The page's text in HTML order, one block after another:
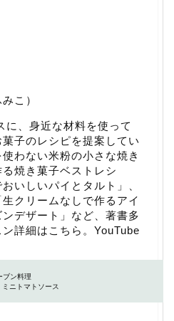
こ）
に、身近な材料を使って
子のレシピを提案してい
わない米粉の小さな焼き
焼き菓子ベストレシ
いしいパイとタルト 」、
生クリームなしで作るアイ
デザート 」など、著書多
詳細はこちら 。 YouTube
ブン料理
ニトマトソース